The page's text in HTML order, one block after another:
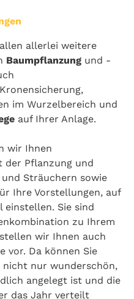
allerlei weitere
Baumpflanzung und -
im Wurzelbereich und
auf Ihrer Anlage.
wir Ihnen
der Pflanzung und
Sträuchern sowie
Ihre Vorstellungen, auf
einstellen. Sie sind
zu Ihrem
wir Ihnen auch
vor. Da können Sie
nicht nur wunderschön,
angelegt ist und die
das Jahr verteilt